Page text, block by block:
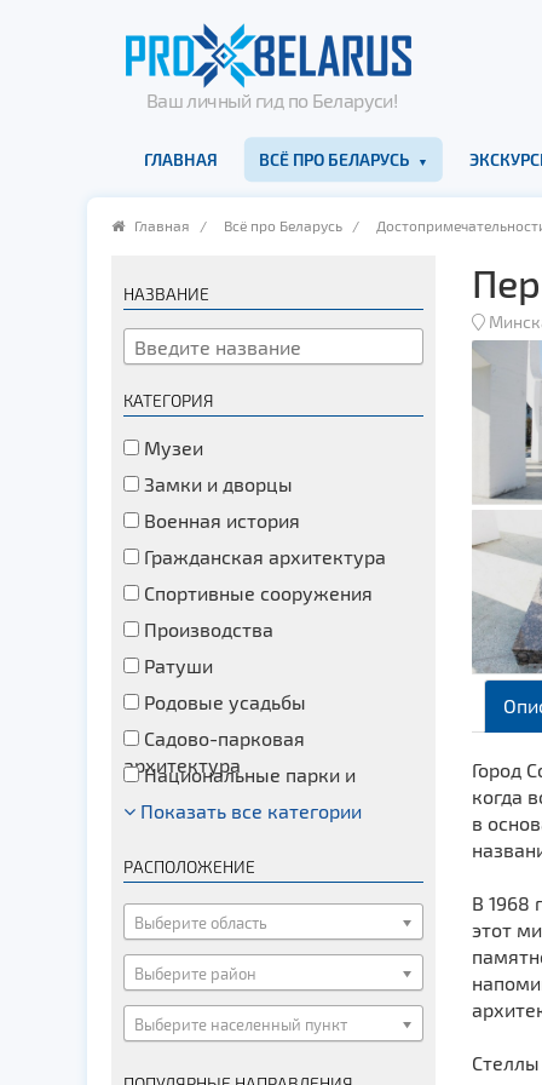
Ваш личный гид по Беларуси!
ГЛАВНАЯ ВСЁ ПРО БЕЛАРУСЬ
Главная / Всё про Беларусь /
НАЗВАНИЕ
КАТЕГОРИЯ
Музеи
Замки и дворцы
Военная история
Гражданская архитектура
Спортивные сооружения
Производства
Ратуши
Родовые усадьбы
Садово-парковая
архитектура
Национальные парки и
заказники
Озера и водоемы
Памятники археологии
Памятники геодезии
Памятники природы
Памятники известным людям
Церкви
Показать все категории
РАСПОЛОЖЕНИЕ
Выберите область
Выберите район
Выберите населенный пункт
Город
когда
в
В 1968
этот